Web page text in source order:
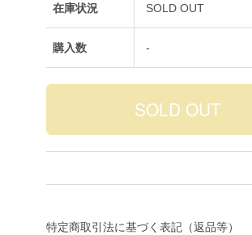
在庫状況 SOLD OUT
購入数 -
特定商取引法に基づく表記（返品等）